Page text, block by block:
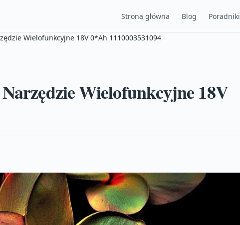
Strona główna Blog Poradniki
Wielofunkcyjne 18V 0*Ah 1110003531094
Wielofunkcyjne 18V